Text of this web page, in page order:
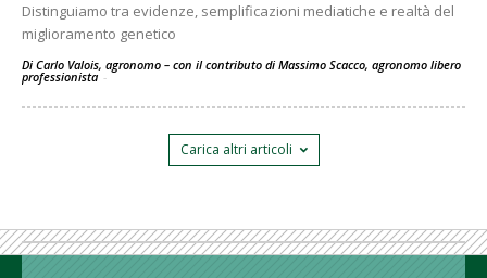
Distinguiamo tra evidenze, semplificazioni mediatiche e realtà del
miglioramento genetico
Di Carlo Valois, agronomo – con il contributo di Massimo Scacco, agronomo libero
professionista -
Carica altri articoli